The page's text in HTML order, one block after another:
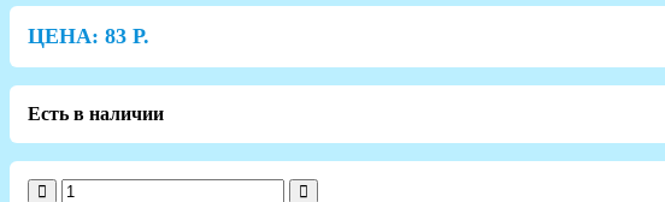
ЦЕНА: 83 Р.
Есть в наличии